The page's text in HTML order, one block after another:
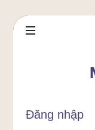
Đăng nhập